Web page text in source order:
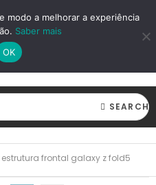
SEARCH
frontal galaxy z fold5
modo a melhorar a experiência
Saber mais
OK